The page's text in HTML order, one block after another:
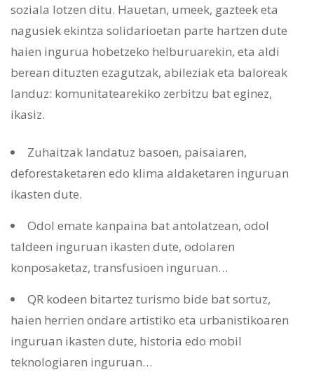
soziala lotzen ditu. Hauetan, umeek, gazteek eta
nagusiek ekintza solidarioetan parte hartzen dute
haien ingurua hobetzeko helburuarekin, eta aldi
berean dituzten ezagutzak, abileziak eta baloreak
landuz: komunitatearekiko zerbitzu bat eginez,
ikasiz.
Zuhaitzak landatuz basoen, paisaiaren,
deforestaketaren edo klima aldaketaren inguruan
ikasten dute.
Odol emate kanpaina bat antolatzean, odol
taldeen inguruan ikasten dute, odolaren
konposaketaz, transfusioen inguruan…
QR kodeen bitartez turismo bide bat sortuz,
haien herrien ondare artistiko eta urbanistikoaren
inguruan ikasten dute, historia edo mobil
teknologiaren inguruan…